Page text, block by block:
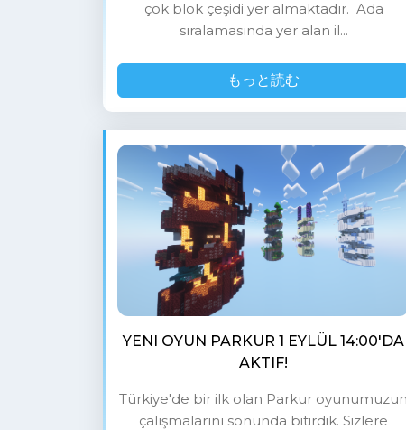
çok blok çeşidi yer almaktadır. Ada
sıralamasında yer alan il...
もっと読む
YENI OYUN PARKUR 1 EYLÜL 14:00'DA
AKTIF!
Türkiye'de bir ilk olan Parkur oyunumuzun
çalışmalarını sonunda bitirdik. Sizlere